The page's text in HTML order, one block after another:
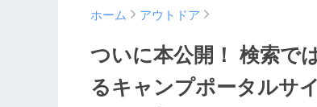
ホーム アウトドア
ついに本公開！ 検索で
るキャンプポータルサ